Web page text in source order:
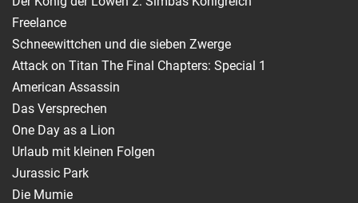
Freelance
Schneewittchen und die sieben Zwerge
Attack on Titan The Final Chapters: Special 1
American Assassin
Das Versprechen
One Day as a Lion
Urlaub mit kleinen Folgen
Jurassic Park
Die Mumie